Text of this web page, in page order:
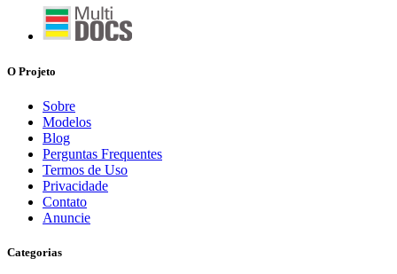
O Projeto
Sobre
Modelos
Blog
Perguntas Frequentes
Termos de Uso
Privacidade
Contato
Anuncie
Categorias